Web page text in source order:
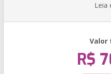
Leia
Valor
R$